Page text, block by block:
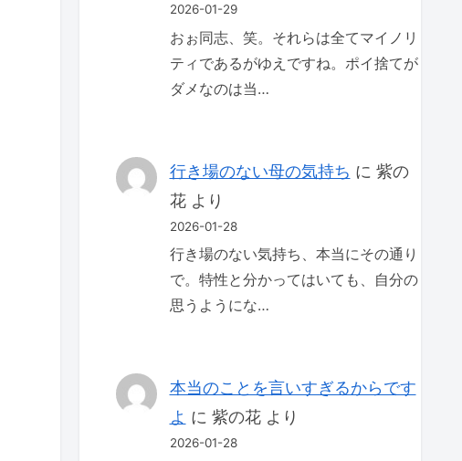
2026-01-29
おぉ同志、笑。それらは全てマイノリ
ティであるがゆえですね。ポイ捨てが
ダメなのは当…
行き場のない母の気持ち に 紫の
花より
2026-01-28
行き場のない気持ち、本当にその通り
で。特性と分かってはいても、自分の
思うようにな…
本当のことを言いすぎるからです
よ に 紫の花より
2026-01-28